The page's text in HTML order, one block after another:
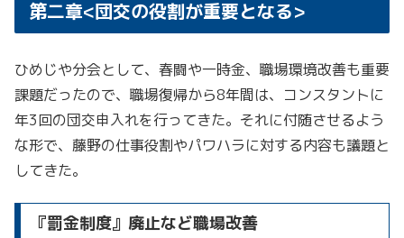
第二章<団交の役割が重要となる>
ひめじや分会として、春闘や一時金、職場環境改善も重要
課題だったので、職場復帰から8年間は、コンスタントに
年3回の団交申入れを行ってきた。それに付随させるよう
な形で、藤野の仕事役割やパワハラに対する内容も議題と
してきた。
『罰金制度』廃止など職場改善